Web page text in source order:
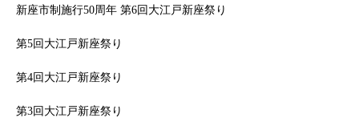
新座市制施行50周年 第6回大江戸新座祭り
第5回大江戸新座祭り
第4回大江戸新座祭り
第3回大江戸新座祭り